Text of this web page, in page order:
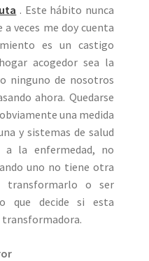
. Este hábito nunca
veces me doy cuenta
es un castigo
acogedor sea la
ninguno de nosotros
ahora. Quedarse
una medida
y sistemas de salud
a la enfermedad, no
uno no tiene otra
transformarlo o ser
que decide si esta
transformadora.